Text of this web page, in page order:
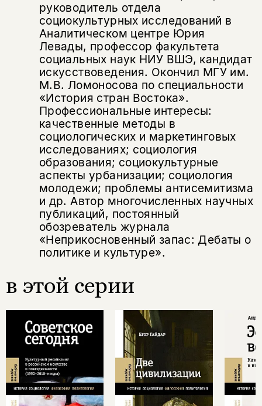
руководитель отдела
социокультурных исследований в
Аналитическом центре Юрия
Левады, профессор факультета
социальных наук НИУ ВШЭ, кандидат
искусствоведения. Окончил МГУ им.
М.В. Ломоносова по специальности
«История стран Востока».
Профессиональные интересы:
качественные методы в
социологических и маркетинговых
исследованиях; социология
образования; социокультурные
аспекты урбанизации; социология
молодежи; проблемы антисемитизма
и др. Автор многочисленных научных
публикаций, постоянный
обозреватель журнала
«Неприкосновенный запас: Дебаты о
политике и культуре».
в этой серии